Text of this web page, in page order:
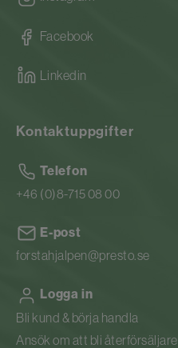
• 4 st AA Batterier
Facebook
Linkedin
Kontaktuppgifter
Telefon
+46 (0)8-715 08 00
E-post
forstahjalpen@presto.se
Logga in
Bli kund & börja handla
Ansök om att bli återförsäljare